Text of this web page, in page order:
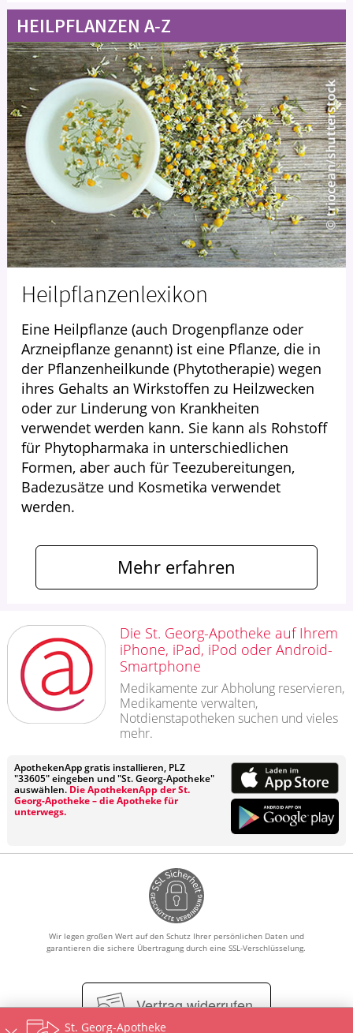
HEILPFLANZEN A-Z
Heilpflanzenlexikon
Eine Heilpflanze (auch Drogenpflanze oder
Arzneipflanze genannt) ist eine Pflanze, die in
der Pflanzenheilkunde (Phytotherapie) wegen
ihres Gehalts an Wirkstoffen zu Heilzwecken
oder zur Linderung von Krankheiten
verwendet werden kann. Sie kann als Rohstoff
für Phytopharmaka in unterschiedlichen
Formen, aber auch für Teezubereitungen,
Badezusätze und Kosmetika verwendet
werden.
Mehr erfahren
Die St. Georg-Apotheke auf Ihrem
iPhone, iPad, iPod oder Android-
Smartphone
Medikamente zur Abholung reservieren,
Medikamente verwalten,
Notdienstapotheken suchen und vieles
mehr.
ApothekenApp gratis installieren, PLZ
"33605" eingeben und "St. Georg-Apotheke"
auswählen. Die ApothekenApp der St.
Georg-Apotheke – die Apotheke für
unterwegs.
Wir legen großen Wert auf den Schutz Ihrer persönlichen Daten und
garantieren die sichere Übertragung durch eine SSL-Verschlüsselung.
Vertrag widerrufen
St. Georg-Apotheke